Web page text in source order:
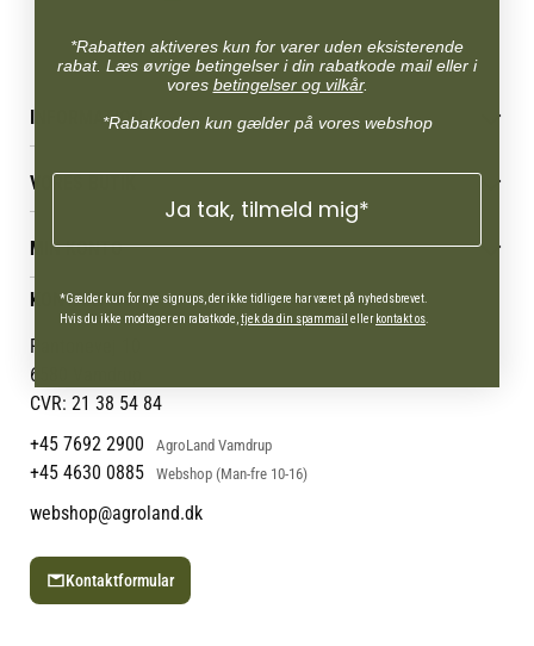
INFORMATION
Reklamations- & fortrydelsesret
Levering & afhentning
Følg din bestilling
Persondatapolitik
Cookies
VORES BUTIK
Job
Mærker
Om os
Om Vestjyllands Andel
Blog
Ofte stillede spørgsmål
MIN KONTO
Administrer min konto
Min Konto
KONTAKT OS
Pantonevej 10
6580 Vamdrup
CVR: 21 38 54 84
+45 7692 2900
AgroLand Vamdrup
+45 4630 0885 Webshop (Man-fre 10-16)
webshop@agroland.dk
Kontaktformular
*Rabatten aktiveres kun for varer uden eksisterende
rabat. Læs øvrige betingelser i din rabatkode mail eller i
vores betingelser og vilkår.
*Rabatkoden kun gælder på vores webshop
Ja tak, tilmeld mig*
*Gælder kun for nye signups, der ikke tidligere har været på nyhedsbrevet.
Hvis du ikke modtager en rabatkode, tjek da din spammail ellerkontakt os